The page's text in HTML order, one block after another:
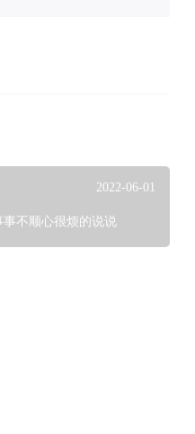
2022-06-01
不顺心很烦的说说